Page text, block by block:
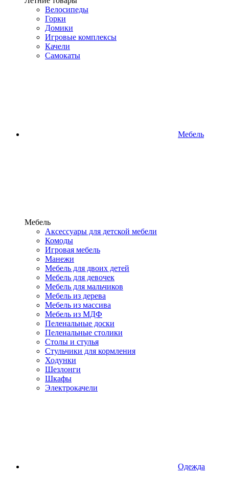
Велосипеды
Горки
Домики
Игровые комплексы
Качели
Самокаты
Мебель
Мебель
Аксессуары для детской мебели
Комоды
Игровая мебель
Манежи
Мебель для двоих детей
Мебель для девочек
Мебель для мальчиков
Мебель из дерева
Мебель из массива
Мебель из МДФ
Пеленальные доски
Пеленальные столики
Столы и стулья
Стульчики для кормления
Ходунки
Шезлонги
Шкафы
Электрокачели
Одежда